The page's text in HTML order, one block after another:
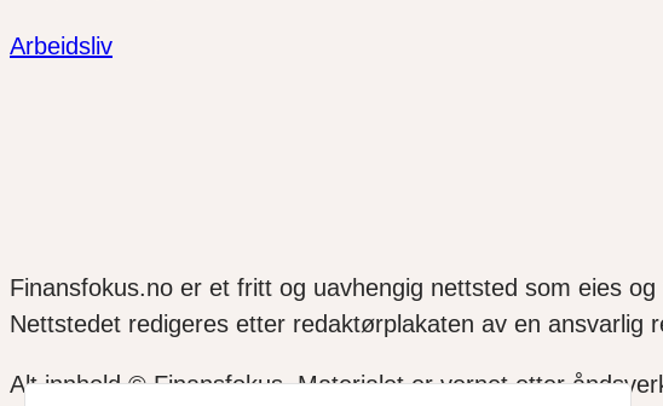
Arbeidsliv
Finansfokus.no er et fritt og uavhengig nettsted som eies
Nettstedet redigeres etter redaktørplakaten av en
Alt innhold © Finansfokus.Materialet er vernet etter